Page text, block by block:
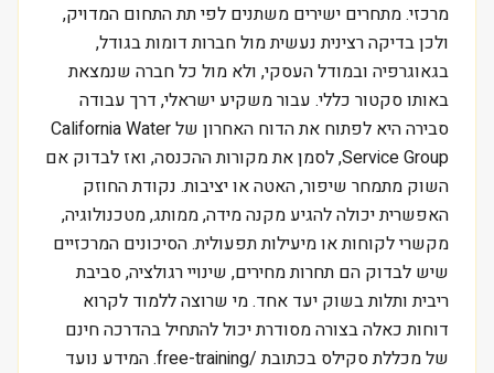
מרכזי. מתחרים ישירים משתנים לפי תת התחום המדויק,
ולכן בדיקה רצינית נעשית מול חברות דומות בגודל,
בגאוגרפיה ובמודל העסקי, ולא מול כל חברה שנמצאת
באותו סקטור כללי. עבור משקיע ישראלי, דרך עבודה
סבירה היא לפתוח את הדוח האחרון של California Water
Service Group, לסמן את מקורות ההכנסה, ואז לבדוק אם
השוק מתמחר שיפור, האטה או יציבות. נקודת החוזק
האפשרית יכולה להגיע מקנה מידה, ממותג, מטכנולוגיה,
מקשרי לקוחות או מיעילות תפעולית. הסיכונים המרכזיים
שיש לבדוק הם תחרות מחירים, שינויי רגולציה, סביבת
ריבית ותלות בשוק יעד אחד. מי שרוצה ללמוד לקרוא
דוחות כאלה בצורה מסודרת יכול להתחיל בהדרכה חינם
של מכללת סקילס בכתובת /free-training. המידע נועד